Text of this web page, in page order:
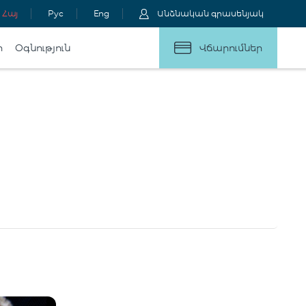
Հայ Рус Eng Անձնական գրասենյակ
Օգնություն Վճարումներ